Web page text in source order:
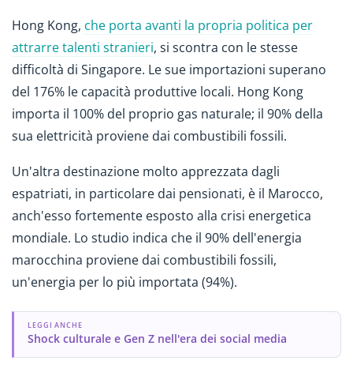
Hong Kong, che porta avanti la propria politica per
attrarre talenti stranieri, si scontra con le stesse
difficoltà di Singapore. Le sue importazioni superano
del 176% le capacità produttive locali. Hong Kong
importa il 100% del proprio gas naturale; il 90% della
sua elettricità proviene dai combustibili fossili.
Un'altra destinazione molto apprezzata dagli
espatriati, in particolare dai pensionati, è il Marocco,
anch'esso fortemente esposto alla crisi energetica
mondiale. Lo studio indica che il 90% dell'energia
marocchina proviene dai combustibili fossili,
un'energia per lo più importata (94%).
LEGGI ANCHE
Shock culturale e Gen Z nell'era dei social media